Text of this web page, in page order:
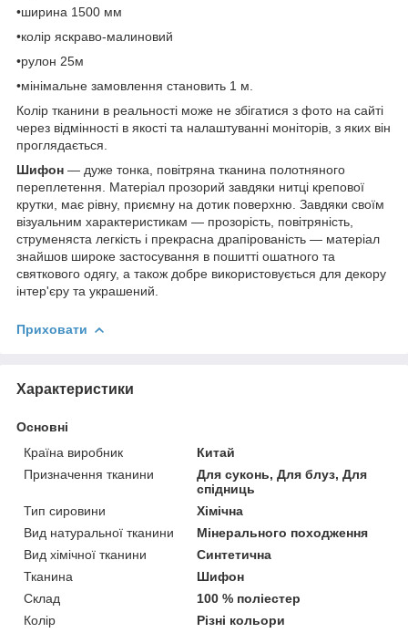
•ширина 1500 мм
•колір яскраво-малиновий
•рулон 25м
•мінімальне замовлення становить 1 м.
Колір тканини в реальності може не збігатися з фото на сайті
через відмінності в якості та налаштуванні моніторів, з яких він
проглядається.
Шифон — дуже тонка, повітряна тканина полотняного
переплетення. Матеріал прозорий завдяки нитці крепової
крутки, має рівну, приємну на дотик поверхню. Завдяки своїм
візуальним характеристикам — прозорість, повітряність,
струменяста легкість і прекрасна драпірованість — матеріал
знайшов широке застосування в пошитті ошатного та
святкового одягу, а також добре використовується для декору
інтер'єру та украшений.
Приховати
Характеристики
Основні
Країна виробник
Китай
Призначення тканини
Для суконь, Для блуз, Для
спідниць
Тип сировини
Хімічна
Вид натуральної тканини
Мінерального походження
Вид хімічної тканини
Синтетична
Тканина
Шифон
Склад
100 % поліестер
Колір
Різні кольори